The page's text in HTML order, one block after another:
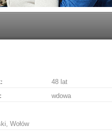
48 lat
wdowa
Wołów